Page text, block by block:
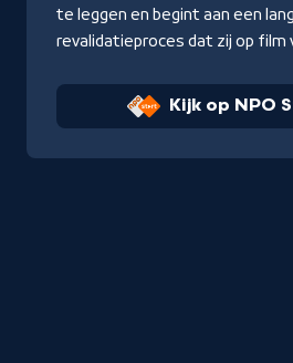
te leggen en begint aan een
revalidatieproces dat zij op film
Kijk op NPO